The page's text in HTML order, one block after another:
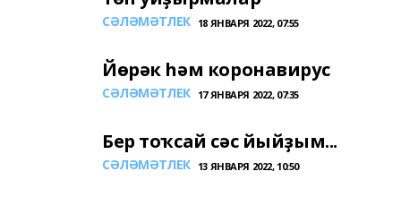
СӘЛӘМӘТЛЕК 18 ЯНВАРЯ 2022, 07:55
Йөрәк һәм коронавирус
СӘЛӘМӘТЛЕК 17 ЯНВАРЯ 2022, 07:35
Бер тоҡсай сәс йыйҙым...
СӘЛӘМӘТЛЕК 13 ЯНВАРЯ 2022, 10:50